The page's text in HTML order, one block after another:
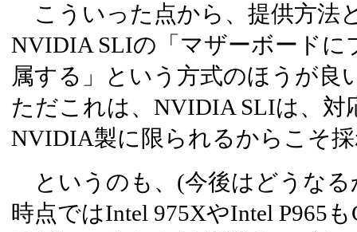
こういった点から、提供方法
NVIDIA SLIの「マザーボードに
属する」という方式のほうが良
ただこれは、NVIDIA SLIは、対
NVIDIA製に限られるからこそ
というのも、(今後はどうなる
時点ではIntel 975XやIntel P965